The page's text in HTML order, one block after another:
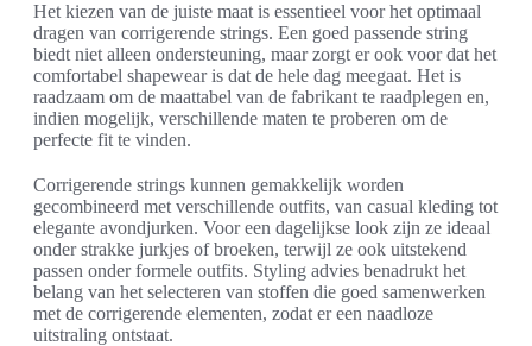
Het kiezen van de juiste maat is essentieel voor het optimaal
dragen van corrigerende strings. Een goed passende string
biedt niet alleen ondersteuning, maar zorgt er ook voor dat het
comfortabel shapewear is dat de hele dag meegaat. Het is
raadzaam om de maattabel van de fabrikant te raadplegen en,
indien mogelijk, verschillende maten te proberen om de
perfecte fit te vinden.
Corrigerende strings kunnen gemakkelijk worden
gecombineerd met verschillende outfits, van casual kleding tot
elegante avondjurken. Voor een dagelijkse look zijn ze ideaal
onder strakke jurkjes of broeken, terwijl ze ook uitstekend
passen onder formele outfits. Styling advies benadrukt het
belang van het selecteren van stoffen die goed samenwerken
met de corrigerende elementen, zodat er een naadloze
uitstraling ontstaat.